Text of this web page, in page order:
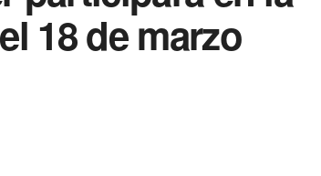
18 de marzo